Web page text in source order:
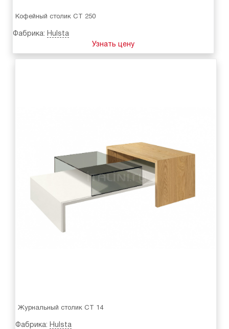
Кофейный столик CT 250
Фабрика: Hulsta
Узнать цену
Журнальный столик CT 14
Фабрика: Hulsta